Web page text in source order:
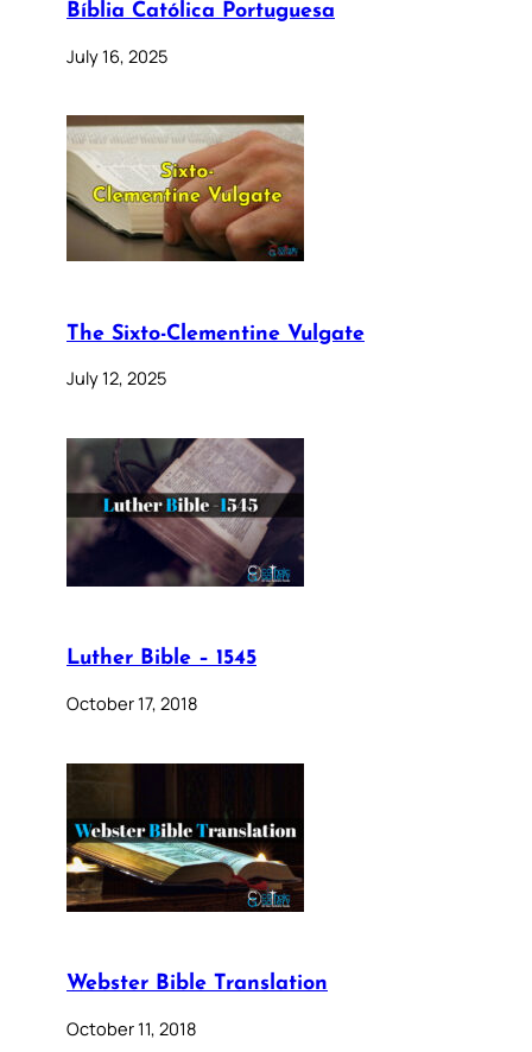
Bíblia Católica Portuguesa
July 16, 2025
The Sixto-Clementine Vulgate
July 12, 2025
Luther Bible – 1545
October 17, 2018
Webster Bible Translation
October 11, 2018